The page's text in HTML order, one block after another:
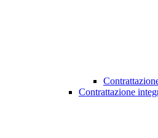
Contrattazione